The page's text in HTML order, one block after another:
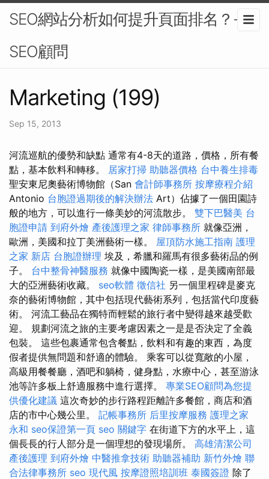
SEO網站分析如何提升頁面排名？-
SEO顧問
Marketing (199)
Sep 15, 2013
河流巡航的優勢和缺點 通常有4-8天的道路，價格，所有餐
點，基本飲料和轉移。 居家打掃 助聽器價格 台中養生排毒
聖安東尼奧藝術博物館（San 會計師事務所 按摩療程介紹
Antonio 台胞證過期後的解決辦法 Art）佔據了一個田園詩
般的地方，可以進行一條美妙的河流散步。 雙下巴醫美 台
胞證申請 到府外燴 產後護理之家 律師事務所 就像亞洲，
歐洲，美國和拉丁美洲藝術一樣。 屋頂防水施工指南 護理
之家 新店 台胞證辦理 埃及，希臘和羅馬有很多藝術品的例
子。 台中整骨神醫服務 就像中國陶瓷一樣，是美國南部最
大的亞洲藝術收藏。 seo軟體 徵信社 另一個里程碑是麥克
奈的藝術博物館，其中包括現代藝術系列，包括當代印度藝
術。 河流工藝品在獨特而輕鬆的旅行者中變得越來越受歡
迎。 規劃河流之旅的主要考慮因素之一是是否決定了全義
包裝。 這些包裹通常包含餐點，飲料和有趣的東西，為度
假者提供無問題和舒適的體驗。 乘客可以從寬敞的小屋，
高級用餐餐廳，酒吧和躺椅，健身點，水療中心，甚至游泳
池等許多板上舒適服務中進行選擇。 專業SEO顧問為您提
供優化建議 這次奇妙的步行路程距離許多餐館，商店和酒
店的市中心幾公里。 記帳事務所 后里按摩服務 護理之家
永和 seo保證第一頁 seo 關鍵字 在街道下方的水平上，這
個長長的行人部分是一個理想的發現場所。 高雄清潔公司
產後護理 到府外燴 中醫推拿技術 助聽器補助 新竹外燴 聯
合法律事務所 seo 現代風 按摩證照培訓班 泰國簽證 除了